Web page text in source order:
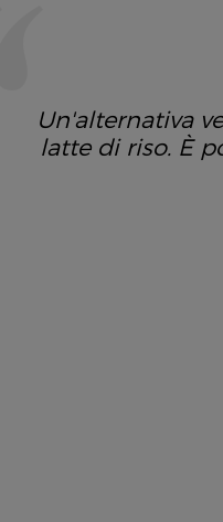
Un'alternativa
latte di riso. È